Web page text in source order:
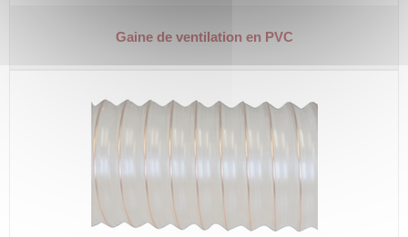
Gaine de ventilation en PVC